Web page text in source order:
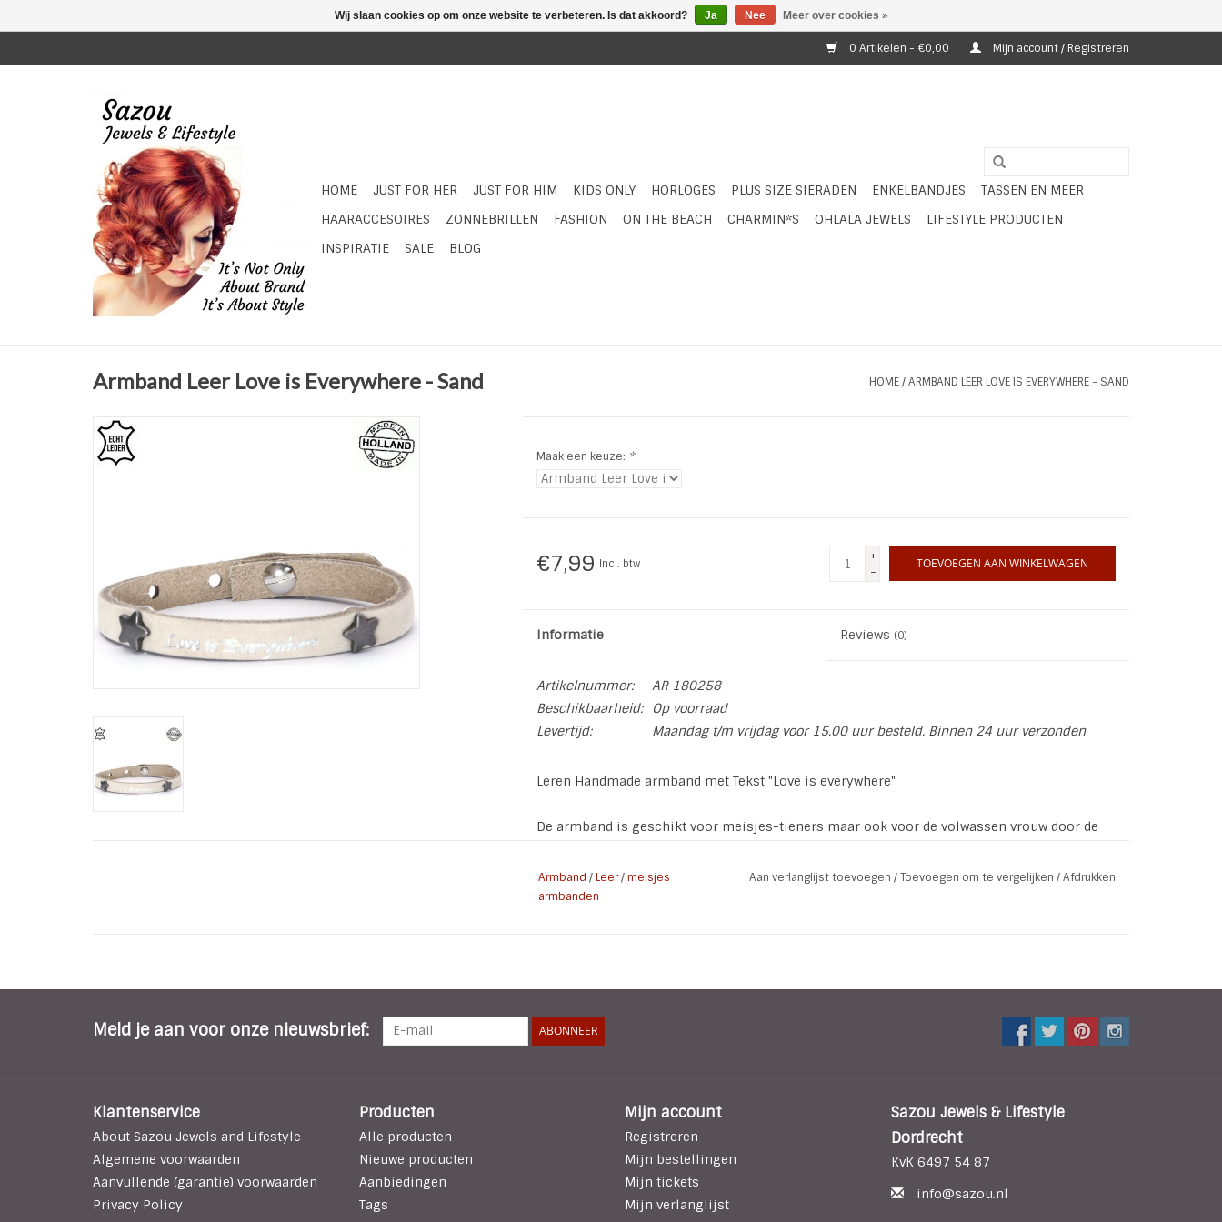
0 Artikelen - €0,00 Mijn account / Registreren
HOME JUST FOR HER JUST FOR HIM KIDS ONLY HORLOGES PLUS SIZE SIERADEN ENKELBANDJES
TASSEN EN MEER
HAARACCESOIRES
ZONNEBRILLEN FASHION ON THE BEACH CHARMIN*S OHLALA JEWELS
LIFESTYLE PRODUCTEN
INSPIRATIE
SALE BLOG
Armband Leer Love is Everywhere - Sand HOME/ARMBAND LEER LOVE IS EVERYWHERE - SAND
Maak een keuze: *
€7,99 Incl. btw
+
-
TOEVOEGEN AAN WINKELWAGEN
Informatie Reviews (0)
Artikelnummer:
AR 180258
Beschikbaarheid:
Op voorraad
Levertijd:
Maandag t/m vrijdag voor 15.00 uur besteld. Binnen 24 uur verzonden
Leren Handmade armband met Tekst "Love is everywhere"
De armband is geschikt voor meisjes-tieners maar ook voor de volwassen vrouw door de
afgehaald worden.
Soort: Handmade
Verstelbaar in de maten: 15 / 17 / 18,5 cm
Armband /Leer/meisjes
armbanden
Aan verlanglijst toevoegen /Toevoegen om te vergelijken /Afdrukken
Meld je aan voor onze nieuwsbrief: ABONNEER
Klantenservice
About Sazou Jewels and Lifestyle
Algemene voorwaarden
Aanvullende (garantie) voorwaarden
Privacy Policy
Producten
Alle producten
Nieuwe producten
Aanbiedingen
Tags
Mijn account
Registreren
Mijn bestellingen
Mijn tickets
Mijn verlanglijst
Sazou Jewels & Lifestyle
Dordrecht
KvK 6497 54 87
info@sazou.nl
Wij slaan cookies op om onze website te verbeteren. Is dat akkoord? Ja Nee Meer over cookies »